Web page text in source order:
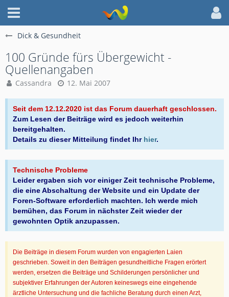
Dick & Gesundheit
100 Gründe fürs Übergewicht -
Quellenangaben
Cassandra 12. Mai 2007
Seit dem 12.12.2020 ist das Forum dauerhaft geschlossen.
Zum Lesen der Beiträge wird es jedoch weiterhin
bereitgehalten.
Details zu dieser Mitteilung findet Ihr hier.
Technische Probleme
Leider ergaben sich vor einiger Zeit technische Probleme,
die eine Abschaltung der Website und ein Update der
Foren-Software erforderlich machten. Ich werde mich
bemühen, das Forum in nächster Zeit wieder der
gewohnten Optik anzupassen.
Die Beiträge in diesem Forum wurden von engagierten Laien
geschrieben. Soweit in den Beiträgen gesundheitliche Fragen erörtert
werden, ersetzen die Beiträge und Schilderungen persönlicher und
subjektiver Erfahrungen der Autoren keineswegs eine eingehende
ärztliche Untersuchung und die fachliche Beratung durch einen Arzt,